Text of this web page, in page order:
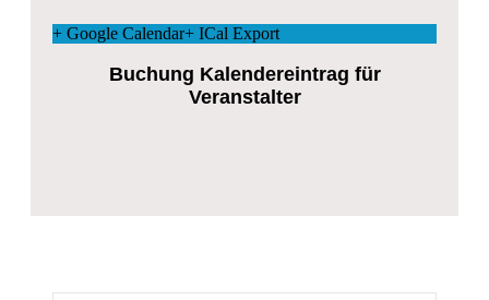
+ Google Calendar+ ICal Export
Buchung Kalendereintrag für
Veranstalter